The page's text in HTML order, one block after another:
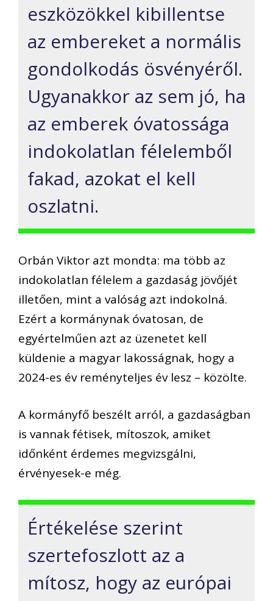
eszközökkel kibillentse
az embereket a normális
gondolkodás ösvényéről.
Ugyanakkor az sem jó, ha
az emberek óvatossága
indokolatlan félelemből
fakad, azokat el kell
oszlatni.
Orbán Viktor azt mondta: ma több az
indokolatlan félelem a gazdaság jövőjét
illetően, mint a valóság azt indokolná.
Ezért a kormánynak óvatosan, de
egyértelműen azt az üzenetet kell
küldenie a magyar lakosságnak, hogy a
2024-es év reményteljes év lesz – közölte.
A kormányfő beszélt arról, a gazdaságban
is vannak fétisek, mítoszok, amiket
időnként érdemes megvizsgálni,
érvényesek-e még.
Értékelése szerint
szertefoszlott az a
mítosz, hogy az európai